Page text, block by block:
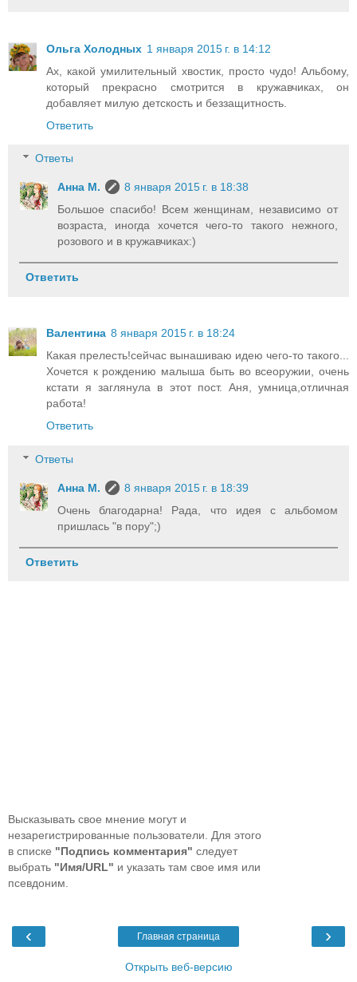
Ольга Холодных 1 января 2015 г. в 14:12
Ах, какой умилительный хвостик, просто чудо! Альбому,
который прекрасно смотрится в кружавчиках, он
добавляет милую детскость и беззащитность.
Ответить
Ответы
Анна М.
8 января 2015 г. в 18:38
Большое спасибо! Всем женщинам, независимо от
возраста, иногда хочется чего-то такого нежного,
розового и в кружавчиках:)
Ответить
Валентина 8 января 2015 г. в 18:24
Какая прелесть!сейчас вынашиваю идею чего-то такого...
Хочется к рождению малыша быть во всеоружии, очень
кстати я заглянула в этот пост. Аня, умница,отличная
работа!
Ответить
Ответы
Анна М.
8 января 2015 г. в 18:39
Очень благодарна! Рада, что идея с альбомом
пришлась "в пору";)
Ответить
Высказывать свое мнение могут и
незарегистрированные пользователи. Для этого
в списке "Подпись комментария" следует
выбрать "Имя/URL" и указать там свое имя или
псевдоним.
‹ ›
Главная страница
Открыть веб-версию